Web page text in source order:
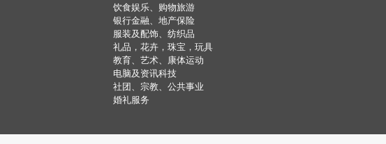
饮食娱乐、购物旅游
银行金融、地产保险
服装及配饰、纺织品
礼品，花卉，珠宝，玩具
教育、艺术、康体运动
电脑及资讯科技
社团、宗教、公共事业
婚礼服务